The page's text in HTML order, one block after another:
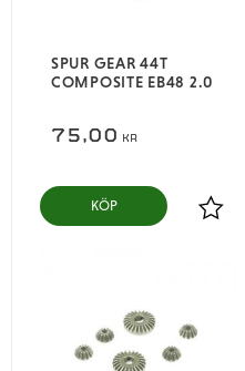
SPUR GEAR 44T
COMPOSITE EB48 2.0
75,00 KR
KÖP